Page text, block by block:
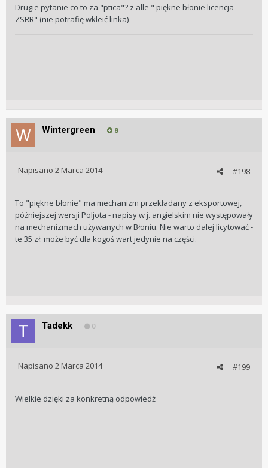
Drugie pytanie co to za "ptica"? z alle " piękne błonie licencja
ZSRR" (nie potrafię wkleić linka)
Wintergreen 8
#198
Napisano 2 Marca 2014
To "piękne błonie" ma mechanizm przekładany z eksportowej,
późniejszej wersji Poljota - napisy w j. angielskim nie występowały
na mechanizmach używanych w Błoniu. Nie warto dalej licytować -
te 35 zł. może być dla kogoś wart jedynie na części.
Tadekk 0
#199
Napisano 2 Marca 2014
Wielkie dzięki za konkretną odpowiedź